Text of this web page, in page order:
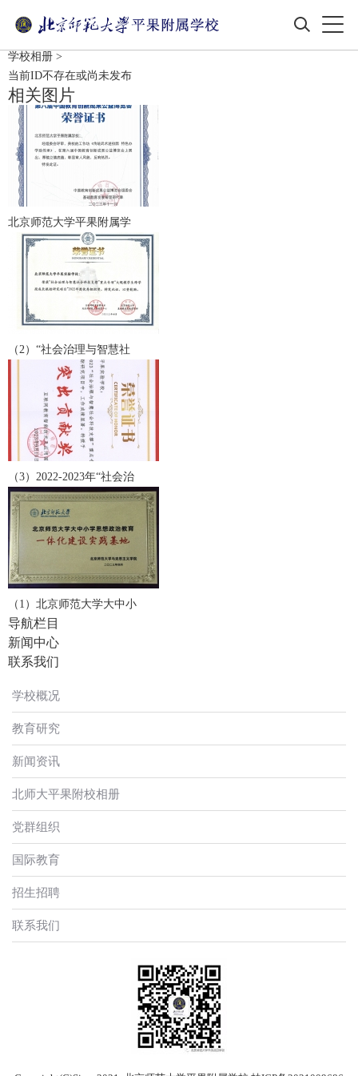
学校相册 >
当前ID不存在或尚未发布
相关图片
北京师范大学平果附属学
（2）“社会治理与智慧社
（3）2022-2023年“社会治
（1）北京师范大学大中小
导航栏目
新闻中心
联系我们
学校概况
教育研究
新闻资讯
北师大平果附校相册
党群组织
国际教育
招生招聘
联系我们